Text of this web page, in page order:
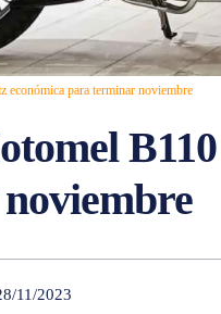
económica para terminar noviembre
11/2023